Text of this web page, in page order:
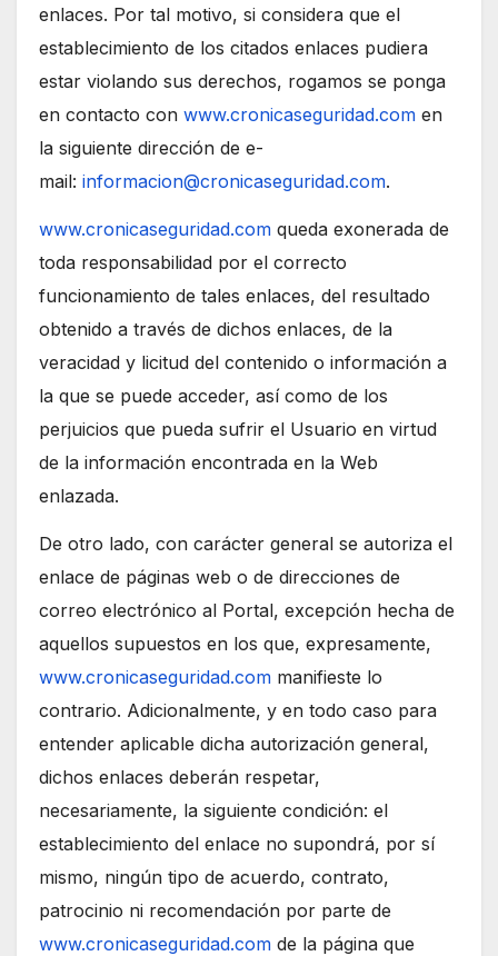
enlaces. Por tal motivo, si considera que el
establecimiento de los citados enlaces pudiera
estar violando sus derechos, rogamos se ponga
en contacto con www.cronicaseguridad.com en
la siguiente dirección de e-
mail: informacion@cronicaseguridad.com.
www.cronicaseguridad.com queda exonerada de
toda responsabilidad por el correcto
funcionamiento de tales enlaces, del resultado
obtenido a través de dichos enlaces, de la
veracidad y licitud del contenido o información a
la que se puede acceder, así como de los
perjuicios que pueda sufrir el Usuario en virtud
de la información encontrada en la Web
enlazada.
De otro lado, con carácter general se autoriza el
enlace de páginas web o de direcciones de
correo electrónico al Portal, excepción hecha de
aquellos supuestos en los que, expresamente,
www.cronicaseguridad.com manifieste lo
contrario. Adicionalmente, y en todo caso para
entender aplicable dicha autorización general,
dichos enlaces deberán respetar,
necesariamente, la siguiente condición: el
establecimiento del enlace no supondrá, por sí
mismo, ningún tipo de acuerdo, contrato,
patrocinio ni recomendación por parte de
www.cronicaseguridad.com de la página que